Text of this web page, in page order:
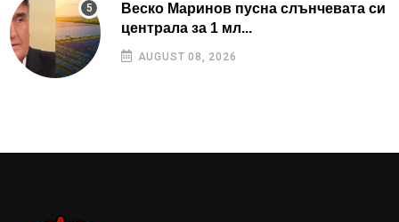
Веско Маринов пусна слънчевата си
централа за 1 мл...
AUGUST 08, 2026